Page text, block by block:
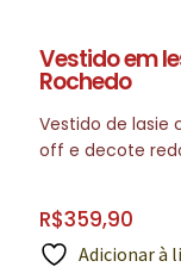
Vestido em
Rochedo
Vestido de
off e decote
R$359,90
Adicionar à